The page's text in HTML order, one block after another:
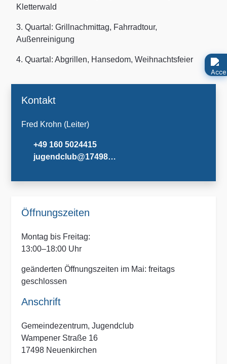
Kletterwald
3. Quartal: Grillnachmittag, Fahrradtour,
Außenreinigung
4. Quartal: Abgrillen, Hansedom, Weihnachtsfeier
Kontakt
Fred Krohn (Leiter)
+49 160 5024415
jugendclub@17498…
Öffnungszeiten
Montag bis Freitag:
13:00–18:00 Uhr
geänderten Öffnungszeiten im Mai: freitags
geschlossen
Anschrift
Gemeindezentrum, Jugendclub
Wampener Straße 16
17498 Neuenkirchen